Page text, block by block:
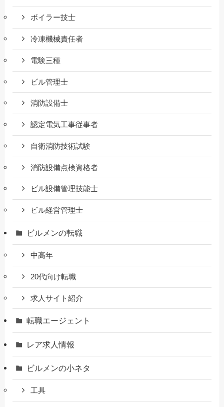
ボイラー技士
冷凍機械責任者
電験三種
ビル管理士
消防設備士
認定電気工事従事者
自衛消防技術試験
消防設備点検資格者
ビル設備管理技能士
ビル経営管理士
ビルメンの転職
中高年
20代向け転職
求人サイト紹介
転職エージェント
レア求人情報
ビルメンの小ネタ
工具